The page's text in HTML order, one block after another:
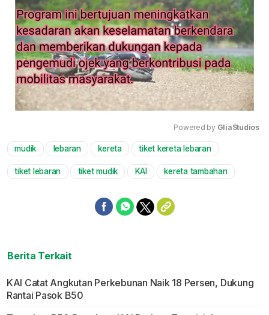
Powered by GliaStudios
mudik lebaran kereta tiket kereta lebaran
tiket lebaran tiket mudik KAI kereta tambahan
Berita Terkait
KAI Catat Angkutan Perkebunan Naik 18 Persen, Dukung
Rantai Pasok B50